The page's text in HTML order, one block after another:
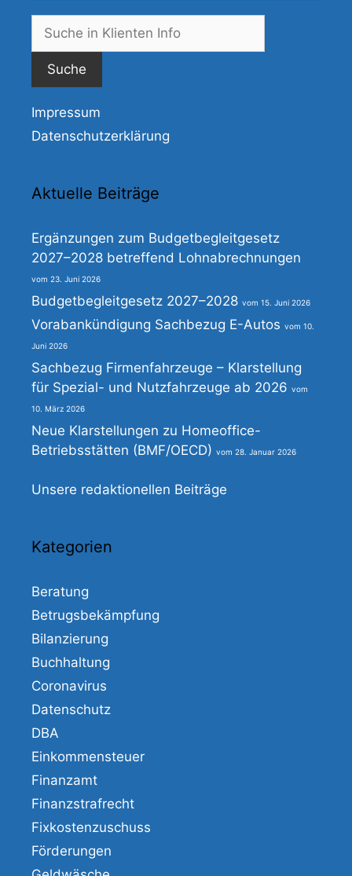
Impressum
Datenschutzerklärung
Aktuelle Beiträge
Ergänzungen zum Budgetbegleitgesetz
2027–2028 betreffend Lohnabrechnungen
23. Juni 2026
Budgetbegleitgesetz 2027–2028 15. Juni 2026
Vorabankündigung Sachbezug E-Autos 10.
Juni 2026
Sachbezug Firmenfahrzeuge – Klarstellung
für Spezial- und Nutzfahrzeuge ab 2026
10. März 2026
Neue Klarstellungen zu Homeoffice-
Betriebsstätten (BMF/OECD)
28. Januar 2026
Unsere redaktionellen Beiträge
Kategorien
Beratung
Betrugsbekämpfung
Bilanzierung
Buchhaltung
Coronavirus
Datenschutz
DBA
Einkommensteuer
Finanzamt
Finanzstrafrecht
Fixkostenzuschuss
Förderungen